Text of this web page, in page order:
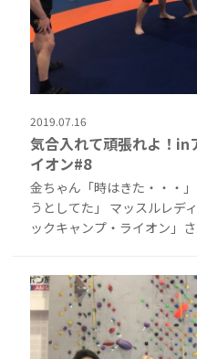
2019.07.16
気合入れて頑張れよ！in
イオン#8
金ちゃん「時はきた・・・
うとしてた」 マッスルレデ
ックキャンプ・ライオン」